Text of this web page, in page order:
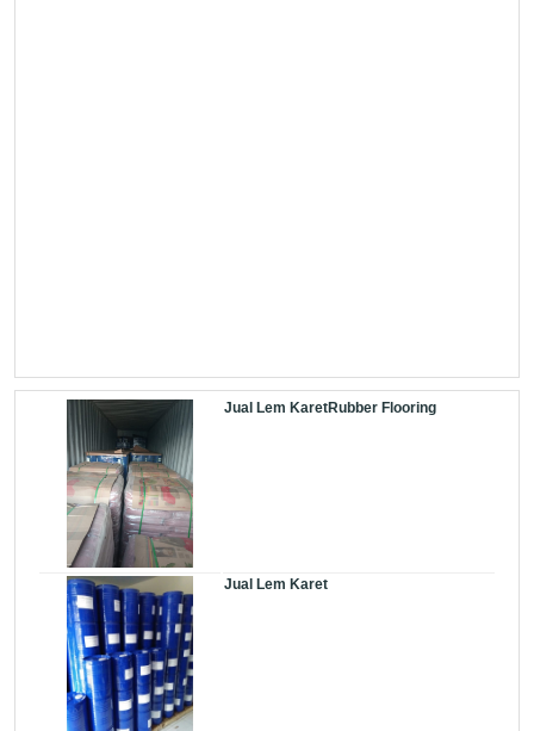
Jual Lem KaretRubber Flooring
Jual Lem Karet